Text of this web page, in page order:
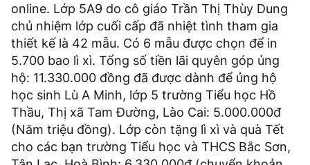
online. Lớp 5A9 do cô giáo Trần Thị Thùy Dung
chủ nhiệm lớp cuối cấp đã nhiệt tình tham gia
thiết kế là 42 mẫu. Có 6 mẫu được chọn để in
5.700 bao lì xì. Tổng số tiền lãi quyên góp ủng
hộ: 11.330.000 đồng đã được dành để ủng hộ
học sinh Lù A Minh, lớp 5 trường Tiểu học Hồ
Thầu, Thị xã Tam Đường, Lào Cai: 5.000.000đ
(Năm triệu đồng). Lớp còn tặng lì xì và quà Tết
cho các bạn trường Tiểu học và THCS Bắc Sơn,